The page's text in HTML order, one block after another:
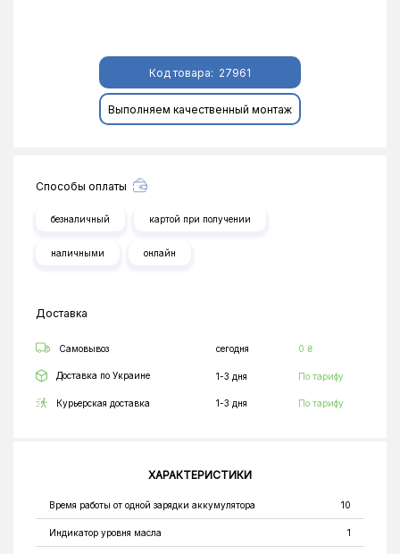
Код товара: 27961
Выполняем качественный монтаж
Способы оплаты
безналичный картой при получении
наличными онлайн
Доставка
Самовывоз сегодня 0 ₴
Доставка по Украине 1-3 дня По тарифу
Курьерская доставка 1-3 дня По тарифу
ХАРАКТЕРИСТИКИ
Время работы от одной зарядки аккумулятора 10
Индикатор уровня масла 1